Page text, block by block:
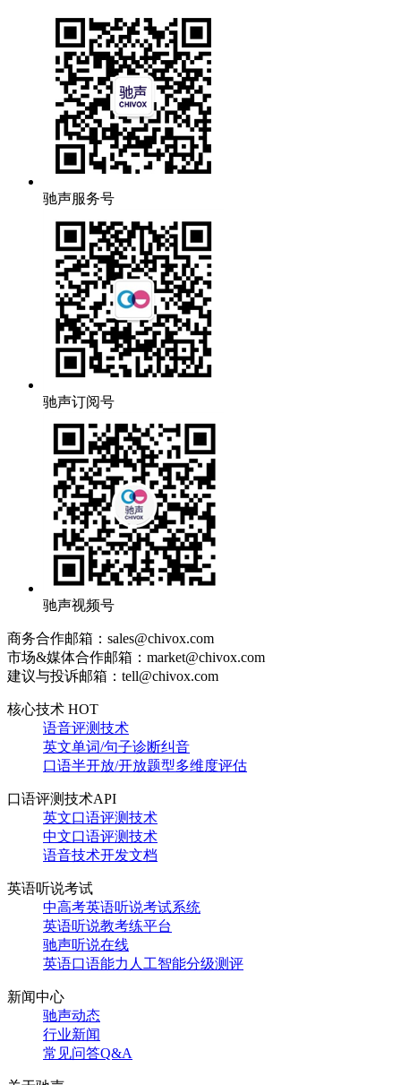
驰声服务号
驰声订阅号
驰声视频号
商务合作邮箱：sales@chivox.com
市场&媒体合作邮箱：market@chivox.com
建议与投诉邮箱：tell@chivox.com
核心技术 HOT
语音评测技术
英文单词/句子诊断纠音
口语半开放/开放题型多维度评估
口语评测技术API
英文口语评测技术
中文口语评测技术
语音技术开发文档
英语听说考试
中高考英语听说考试系统
英语听说教考练平台
驰声听说在线
英语口语能力人工智能分级测评
新闻中心
驰声动态
行业新闻
常见问答Q&A